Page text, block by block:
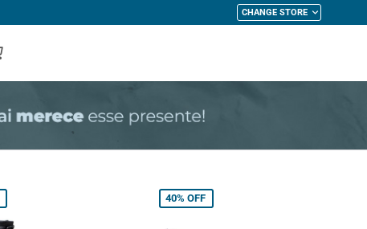
CHANGE STORE
My Cart
40% OFF